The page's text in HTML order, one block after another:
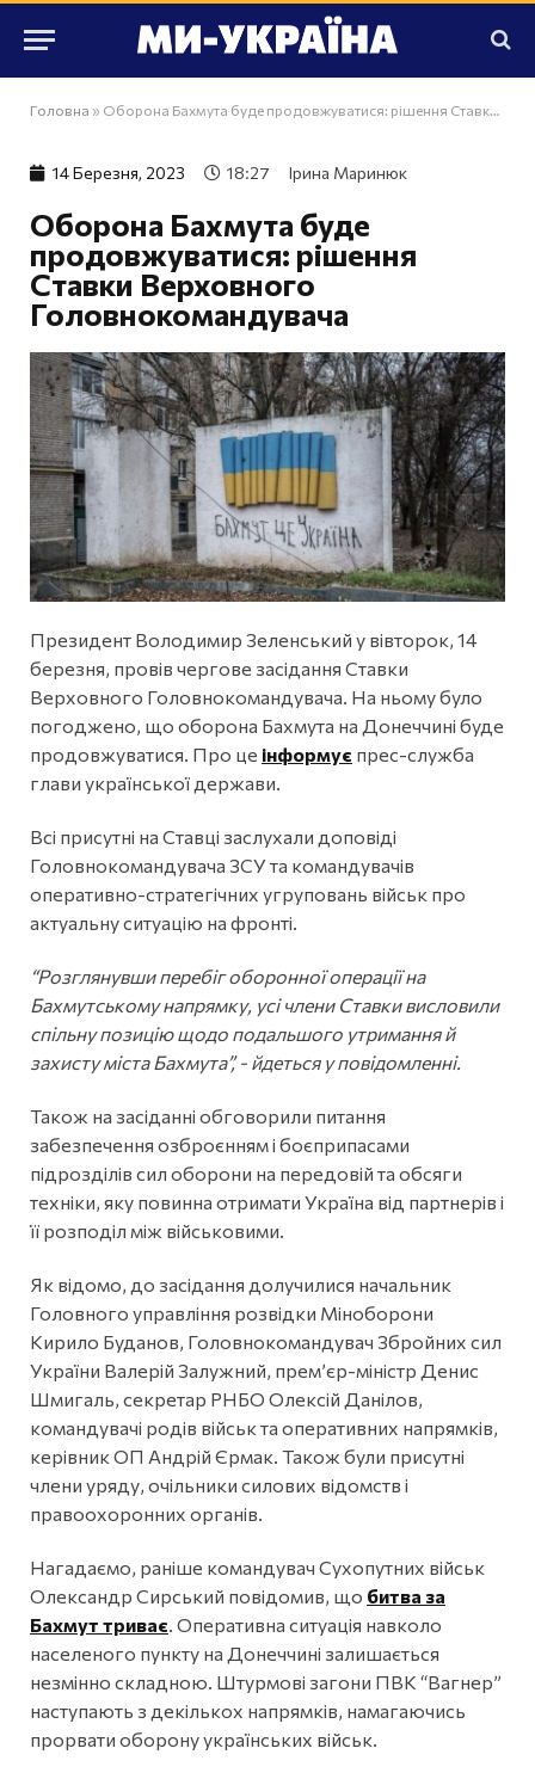
Головна » Оборона Бахмута буде продовжуватися: рішення Ставки Верховного Головнокомандувача
14 Березня, 2023 18:27 Ірина Маринюк
Оборона Бахмута буде
продовжуватися: рішення
Ставки Верховного
Головнокомандувача
Президент Володимир Зеленський у вівторок, 14
березня, провів чергове засідання Ставки
Верховного Головнокомандувача. На ньому було
погоджено, що оборона Бахмута на Донеччині буде
продовжуватися. Про це інформує прес-служба
глави української держави.
Всі присутні на Ставці заслухали доповіді
Головнокомандувача ЗСУ та командувачів
оперативно-стратегічних угруповань військ про
актуальну ситуацію на фронті.
“Розглянувши перебіг оборонної операції на
Бахмутському напрямку, усі члени Ставки висловили
спільну позицію щодо подальшого утримання й
захисту міста Бахмута”, - йдеться у повідомленні.
Також на засіданні обговорили питання
забезпечення озброєнням і боєприпасами
підрозділів сил оборони на передовій та обсяги
техніки, яку повинна отримати Україна від партнерів і
її розподіл між військовими.
Як відомо, до засідання долучилися начальник
Головного управління розвідки Міноборони
Кирило Буданов, Головнокомандувач Збройних сил
України Валерій Залужний, прем’єр-міністр Денис
Шмигаль, секретар РНБО Олексій Данілов,
командувачі родів військ та оперативних напрямків,
керівник ОП Андрій Єрмак. Також були присутні
члени уряду, очільники силових відомств і
правоохоронних органів.
Нагадаємо, раніше командувач Сухопутних військ
Олександр Сирський повідомив, що битва за
Бахмут триває . Оперативна ситуація навколо
населеного пункту на Донеччині залишається
незмінно складною. Штурмові загони ПВК “Вагнер”
наступають з декількох напрямків, намагаючись
прорвати оборону українських військ.